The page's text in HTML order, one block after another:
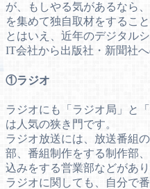
が、もしやる気があるなら
を集めて独自取材をするこ
とはいえ、近年のデジタル
IT会社から出版社・新聞社
①ラジオ
ラジオにも「ラジオ局」と
は人気の狭き門です。
ラジオ放送には、放送番組
部、番組制作をする制作部
込みをする営業部などがあり
ラジオに関しても、自分で